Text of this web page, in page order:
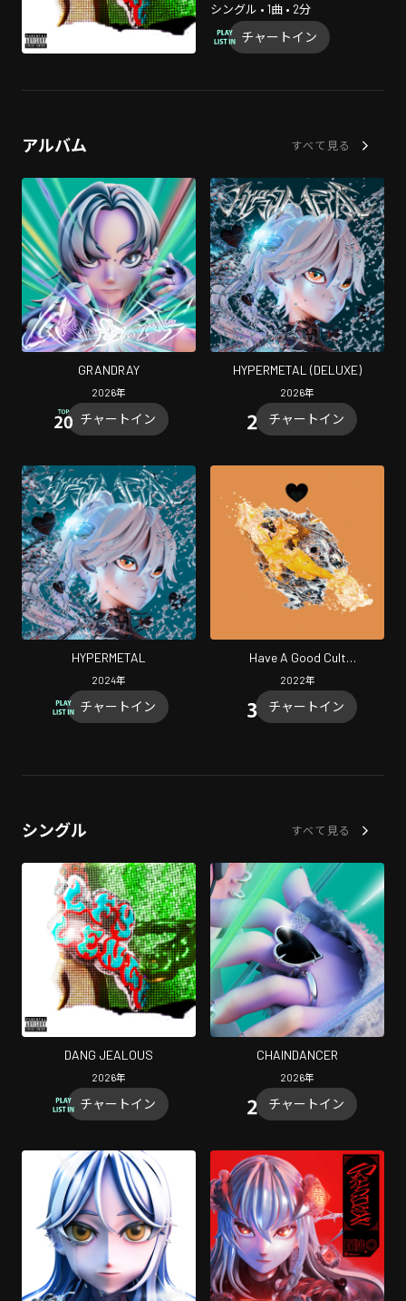
シングル • 1曲 • 2分
チャートイン
アルバム すべて見る
GRANDRAY
2026年
チャートイン
HYPERMETAL (DELUXE)
2026年
チャートイン
HYPERMETAL
2024年
チャートイン
Have A Good Cult
(Instrumental)
2022年
チャートイン
シングル すべて見る
DANG JEALOUS
2026年
チャートイン
CHAINDANCER
2026年
チャートイン